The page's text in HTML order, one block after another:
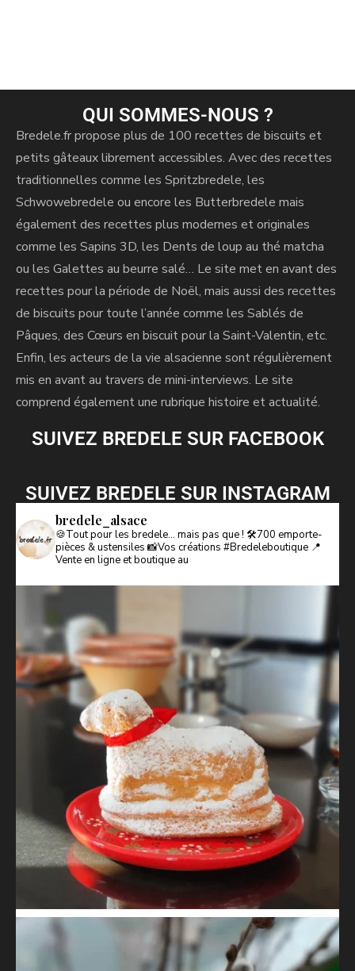
t
v
:
QUI SOMMES-NOUS ?
Bredele.fr propose plus de 100 recettes de biscuits et
petits gâteaux librement accessibles. Avec des recettes
traditionnelles comme les Spritzbredele, les
Schwowebredele ou encore les Butterbredele mais
également des recettes plus modernes et originales
comme les Sapins 3D, les Dents de loup au thé matcha
ou les Galettes au beurre salé… Le site met en avant des
recettes pour la période de Noël, mais aussi des recettes
de biscuits pour toute l’année comme les Sablés de
Pâques, des Cœurs en biscuit pour la Saint-Valentin, etc.
Enfin, les acteurs de la vie alsacienne sont régulièrement
mis en avant au travers de mini-interviews. Le site
comprend également une rubrique histoire et actualité.
SUIVEZ BREDELE SUR FACEBOOK
SUIVEZ BREDELE SUR INSTAGRAM
bredele_alsace
🍪Tout pour les bredele… mais pas que ! 🛠️700 emporte-
pièces & ustensiles 📸Vos créations #Bredeleboutique 📍
Vente en ligne et boutique au